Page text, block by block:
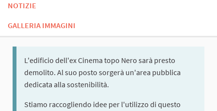
NOTIZIE
GALLERIA IMMAGINI
L'edificio dell'ex Cinema topo Nero sarà presto
demolito. Al suo posto sorgerà un'area pubblica
dedicata alla sostenibilità.
Stiamo raccogliendo idee per l'utilizzo di questo